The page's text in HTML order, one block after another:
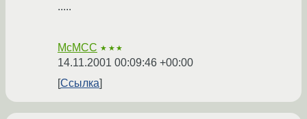
.....
McMCC ★★★
14.11.2001 00:09:46 +00:00
Ссылка